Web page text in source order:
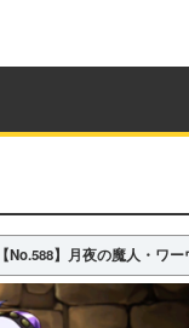
【No.588】月夜の魔人・ワ